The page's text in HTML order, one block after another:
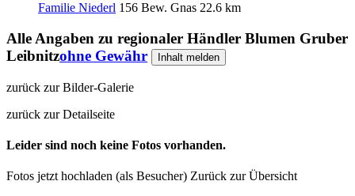
Familie Niederl 156 Bew. Gnas 22.6 km
Alle Angaben zu regionaler Händler Blumen Gruber
Leibnitzohne Gewähr Inhalt melden
zurück zur Bilder-Galerie
zurück zur Detailseite
Leider sind noch keine Fotos vorhanden.
Fotos jetzt hochladen (als Besucher) Zurück zur Übersicht